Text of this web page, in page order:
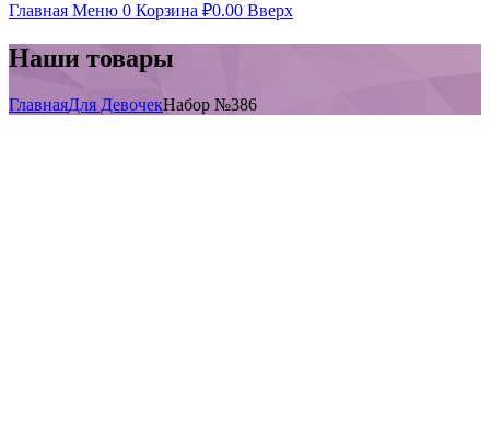
Главная Меню 0 Корзина ₽0.00 Вверх
Наши товары
ГлавнаяДля ДевочекНабор №386